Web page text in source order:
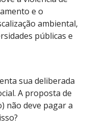
e o
ambiental,
públicas e
sua deliberada
A proposta de
não deve pagar a